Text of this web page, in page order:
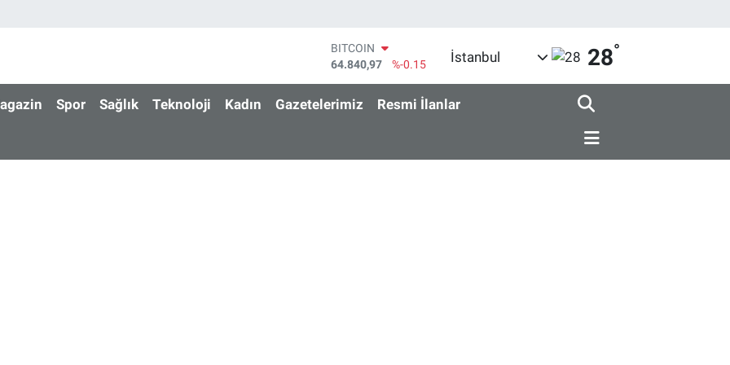
BITCOIN
64.840,97
%-0.15
47,7436
%0.18
EURO
64,4811
%0.38
İstanbul 28°
Spor Sağlık Teknoloji Kadın Gazetelerimiz Resmi İlanlar